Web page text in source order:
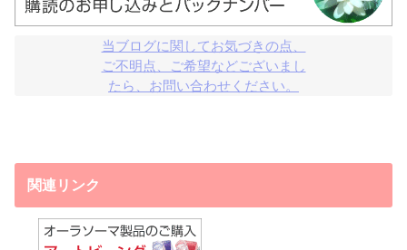
当ブログに関してお気づきの点、
ご不明点、ご希望などございまし
たら、お問い合わせください。
関連リンク